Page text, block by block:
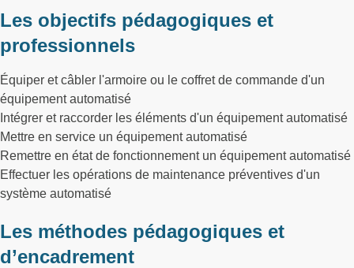
Les objectifs pédagogiques et
professionnels
Équiper et câbler l'armoire ou le coffret de commande d'un
équipement automatisé
Intégrer et raccorder les éléments d'un équipement automatisé
Mettre en service un équipement automatisé
Remettre en état de fonctionnement un équipement automatisé
Effectuer les opérations de maintenance préventives d'un
système automatisé
Les méthodes pédagogiques et
d’encadrement